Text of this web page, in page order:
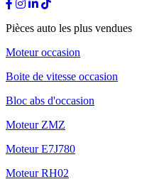
Pièces auto les plus vendues
Moteur occasion
Boite de vitesse occasion
Bloc abs d'occasion
Moteur ZMZ
Moteur E7J780
Moteur RH02